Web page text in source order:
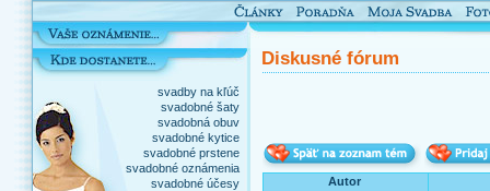
svadby na kľúč
svadobné šaty
svadobná obuv
svadobné kytice
svadobné prstene
svadobné oznámenia
svadobné účesy
Diskusné fórum
Autor